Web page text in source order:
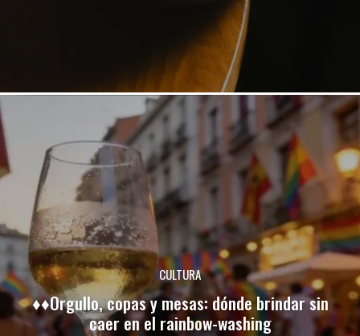
CULTURA
♦♦Orgullo, copas y mesas: dónde brindar sin
caer en el rainbow-washing